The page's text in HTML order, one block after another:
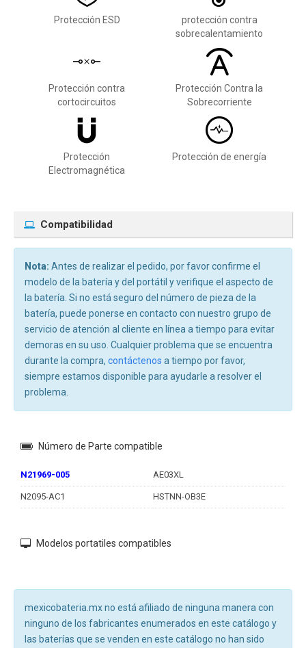
Protección ESD
protección contra
sobrecalentamiento
Protección contra
cortocircuitos
Protección Contra la
Sobrecorriente
Protección
Electromagnética
Protección de energía
Compatibilidad
Nota: Antes de realizar el pedido, por favor confirme el
modelo de la batería y del portátil y verifique el aspecto de
la batería. Si no está seguro del número de pieza de la
batería, puede ponerse en contacto con nuestro grupo de
servicio de atención al cliente en línea a tiempo para evitar
demoras en su uso. Cualquier problema que se encuentra
durante la compra, contáctenos a tiempo por favor,
siempre estamos disponible para ayudarle a resolver el
problema.
Número de Parte compatible
N21969-005 AE03XL
N2095-AC1 HSTNN-OB3E
Modelos portatiles compatibles
mexicobateria.mx no está afiliado de ninguna manera con
ninguno de los fabricantes enumerados en este catálogo y
las baterías que se venden en este catálogo no han sido